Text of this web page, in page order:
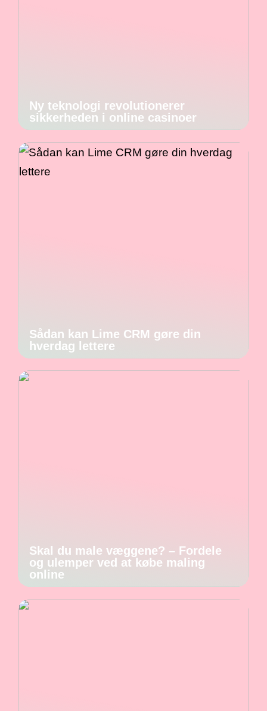
Ny teknologi revolutionerer
sikkerheden i online casinoer
Sådan kan Lime CRM gøre din
hverdag lettere
Skal du male væggene? – Fordele
og ulemper ved at købe maling
online